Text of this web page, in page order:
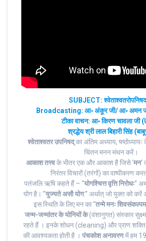
SUBJECT:
Broadcasting: आ॰ अंकूर जी/ आ॰ अमन
टीका वाचन: आ॰ किरण चावला जी
श्रद्धेय श्रीलाल बिहारी सिंह
श्वेताश्वतर उपनिषद्का अंतिम अध्याय,
चिंतन मनन मंथन करें।
आकाश तत्त्वके भीतर एक और आकाश है जिसे ‘मन‘
निरंतर विचारों (तरंगों) का वाष्पीकरण
पतंजलि ऋषि कहते हैं – “योगश्चित्त वृत्ति निरोधः”
योग है। ”युज्यते असौ योग:” अर्थात् जो युक्त को करें
इस स्थिति के लिए मन का “तन्मे मनः
जन्म-जन्मांतर के योनियों के(वंशानुगत) संस्कार सुक्ष्म
रहते हैं । इनके शोधन (cleaning) और प्राण
की आवश्यकता होती है । पंचकोश अनावरणमें हम 19